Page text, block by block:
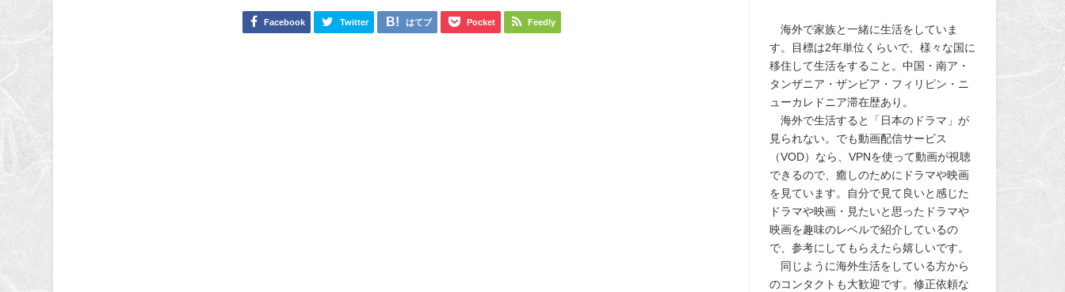
Facebook Twitter はてブ Pocket Feedly
海外で家族と一緒に生活をしていま
す。目標は2年単位くらいで、様々な国に
移住して生活をすること。中国・南ア・
タンザニア・ザンビア・フィリピン・ニ
ューカレドニア滞在歴あり。
海外で生活すると「日本のドラマ」が
見られない。でも動画配信サービス
（VOD）なら、VPNを使って動画が視聴
できるので、癒しのためにドラマや映画
を見ています。自分で見て良いと感じた
ドラマや映画・見たいと思ったドラマや
映画を趣味のレベルで紹介しているの
で、参考にしてもらえたら嬉しいです。
同じように海外生活をしている方から
のコンタクトも大歓迎です。修正依頼な